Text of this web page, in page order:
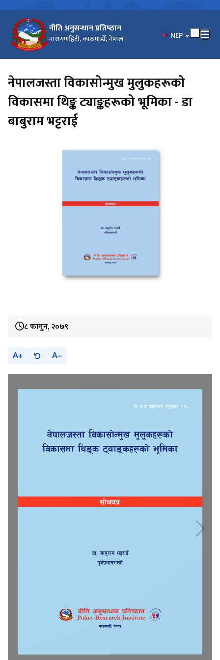
नीति अनुसन्धान प्रतिष्‍ठान
नारायणहिटी, काठमाडौँ, नेपाल भाषा चयन गर्नुहोस्
NEP
नेपालजस्ता विकासोन्मुख मुलुकहरूको
विकासमा थिङ्क ट्याङ्कहरूको भूमिका - डा
बाबुराम भट्टराई
८ फागुन, २०७९
A A